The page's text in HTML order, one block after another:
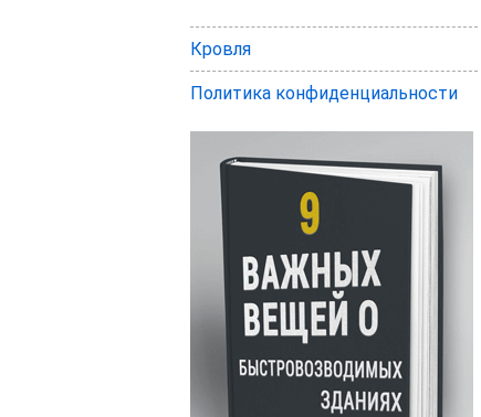
Кровля
Политика конфиденциальности